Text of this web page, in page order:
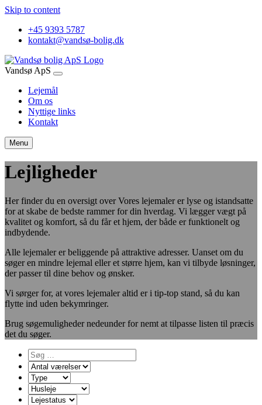
Skip to content
+45 9393 5787
kontakt@vandsø-bolig.dk
Vandsø ApS
Lejemål
Om os
Nyttige links
Kontakt
Menu
Lejligheder
Her finder du en oversigt over Vores lejemaler er lyse og istandsatte
for at skabe de bedste rammer for din hverdag. Vi lægger vægt på
kvalitet og komfort, så du får et hjem, der både er funktionelt og
indbydende.
Alle lejemaler er beliggende på attraktive adresser. Uanset om du
søger en mindre lejemal eller et større hjem, kan vi tilbyde løsninger,
der passer til dine behov og ønsker.
Vi sørger for, at vores lejemaler altid er i tip-top stand, så du kan
flytte ind uden bekymringer.
Brug søgemuligheder nedeunder for nemt at tilpasse listen til præcis
det du søger.